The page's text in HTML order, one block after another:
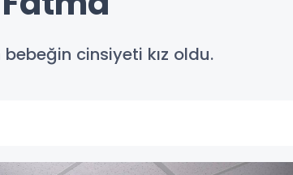
cinsiyeti kız oldu.